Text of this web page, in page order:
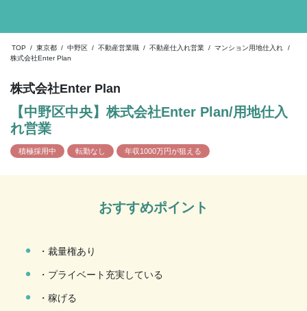
TOP / 東京都 / 中野区 / 不動産営業職 / 不動産仕入れ営業 / マンション用地仕入れ
/
株式会社Enter Plan
株式会社Enter Plan
【中野区中央】株式会社Enter Plan/用地仕入
れ営業
積極採用中 転勤なし 年収1000万円が狙える
おすすめポイント
・ ・裁量権あり
・ ・プライベート充実している
・ ・稼げる